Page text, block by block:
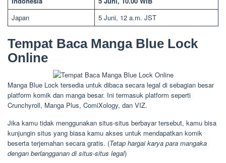
Japan
5 Juni, 12 a.m. JST
Tempat Baca Manga Blue Lock
Online
Manga Blue Lock tersedia untuk dibaca secara legal di sebagian besar
platform komik dan manga besar. Ini termasuk platform seperti
Crunchyroll, Manga Plus, ComiXology, dan VIZ.
Jika kamu tidak menggunakan situs-situs berbayar tersebut, kamu bisa
kunjungin situs yang biasa kamu akses untuk mendapatkan komik
beserta terjemahan secara gratis. (Tetap hargai karya para mangaka
dengan berlangganan di situs-situs legal)